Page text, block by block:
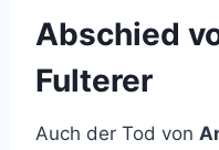
Abschied
Fulterer
Auch der Tod von